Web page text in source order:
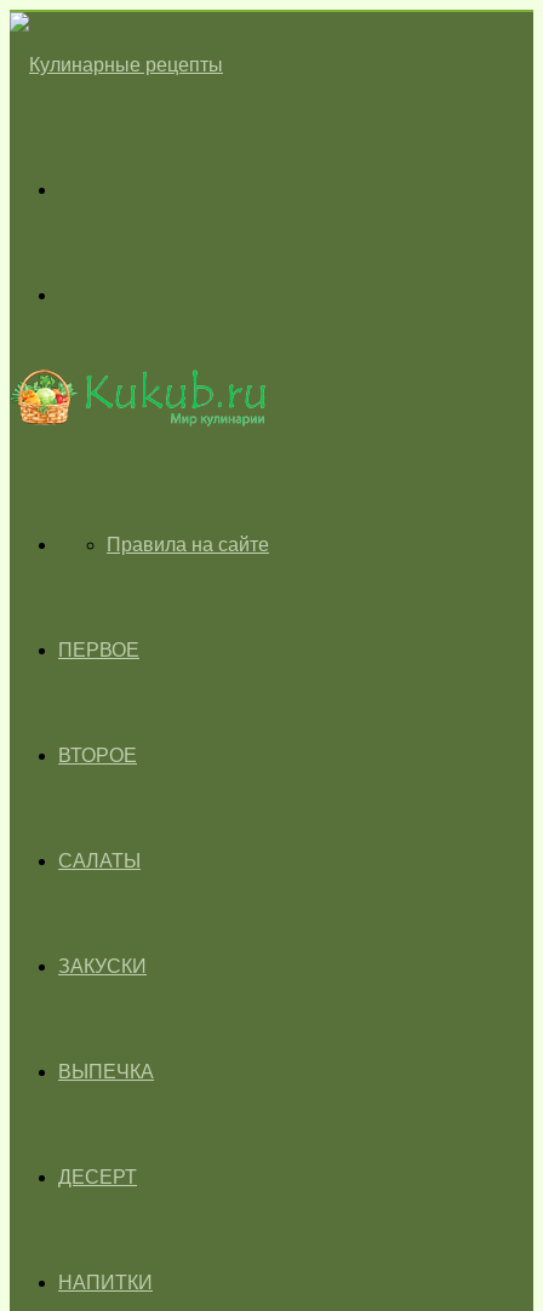
skin
ГЛАВНАЯПравила на сайте
ПЕРВОЕ
ВТОРОЕ
САЛАТЫ
ЗАКУСКИ
ВЫПЕЧКА
ДЕСЕРТ
НАПИТКИ